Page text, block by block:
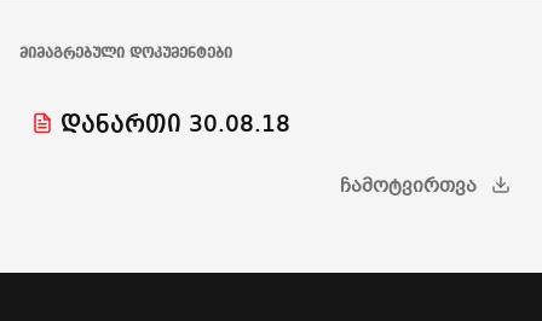
ᲛᲘᲛᲐᲒᲠᲔᲑᲣᲚᲘ ᲓᲝᲙᲣᲛᲔᲜᲢᲔᲑᲘ
დანართი 30.08.18
ᲩᲐᲛᲝᲢᲕᲘᲠᲗᲕᲐ